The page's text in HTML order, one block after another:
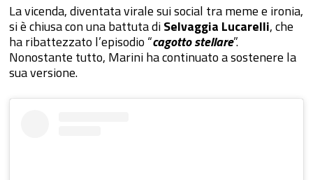
La vicenda, diventata virale sui social tra meme e ironia,
si è chiusa con una battuta diSelvaggia Lucarelli, che
ha ribattezzato l’episodio “cagotto stellare”.
Nonostante tutto, Marini ha continuato a sostenere la
sua versione.